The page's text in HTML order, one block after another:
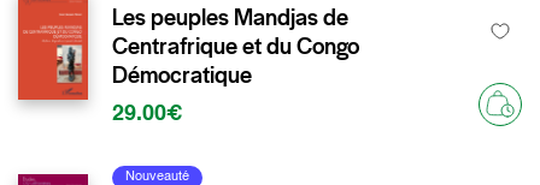
Les peuples Mandjas de
Centrafrique et du Congo
Démocratique
29.00€
Nouveauté